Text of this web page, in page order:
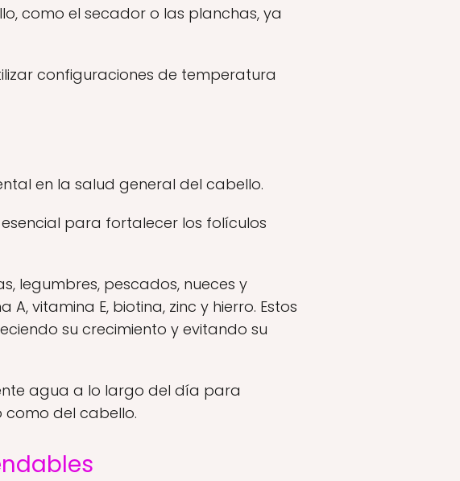
como el secador o las planchas, ya
configuraciones de temperatura
en la salud general del cabello.
para fortalecer los folículos
legumbres, pescados, nueces y
vitamina E, biotina, zinc y hierro. Estos
su crecimiento y evitando su
agua a lo largo del día para
del cabello.